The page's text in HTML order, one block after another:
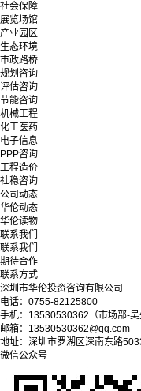
社会保障
展览场馆
产业园区
生态环境
市政路桥
规划咨询
评估咨询
节能咨询
机械工程
化工医药
电子信息
PPP咨询
工程造价
社稳咨询
公司动态
华伦动态
华伦读物
联系我们
联系我们
期待合作
联系方式
深圳市华伦投资咨询有限公司
电话：0755-82125800
手机：13530530362（市场部-吴
邮箱：13530530362@qq.com
地址：深圳市罗湖区深南东路
微信公众号